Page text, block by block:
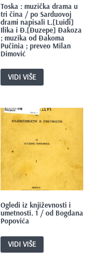
Toska : muzička drama u
tri čina / po Sarduovoj
drami napisali L.[Luiđi]
Ilika i Đ.[Đuzepe] Đakoza
; muzika od Đakoma
Pučinia ; preveo Milan
Dimović
VIDI VIŠE
Ogledi iz književnosti i
umetnosti. 1 / od Bogdana
Popovića
VIDI VIŠE